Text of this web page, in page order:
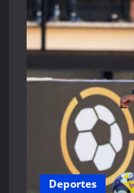
Deportes